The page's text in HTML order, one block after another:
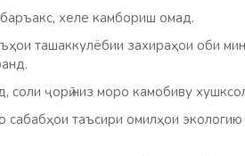
хеле камбориш омад.
ташаккулёбии захираҳои оби
соли ҷорӣ низ моро камобиву
таъсири омилҳои экологию